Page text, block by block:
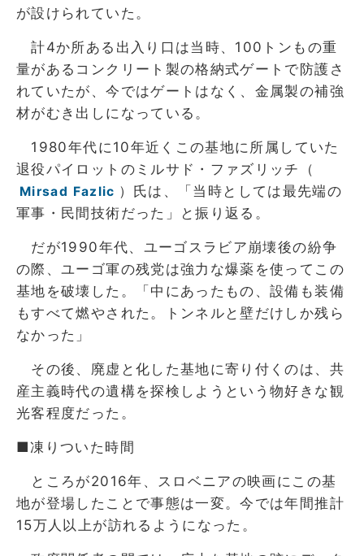
が設けられていた。
計4か所ある出入り口は当時、100トンもの重
量があるコンクリート製の格納式ゲートで防護さ
れていたが、今ではゲートはなく、金属製の補強
材がむき出しになっている。
1980年代に10年近くこの基地に所属していた
退役パイロットのミルサド・ファズリッチ（
Mirsad Fazlic ）氏は、「当時としては最先端の
軍事・民間技術だった」と振り返る。
だが1990年代、ユーゴスラビア崩壊後の紛争
の際、ユーゴ軍の残党は強力な爆薬を使ってこの
基地を破壊した。「中にあったもの、設備も装備
もすべて燃やされた。トンネルと壁だけしか残ら
なかった」
その後、廃虚と化した基地に寄り付くのは、共
産主義時代の遺構を探検しようという物好きな観
光客程度だった。
■凍りついた時間
ところが2016年、スロベニアの映画にこの基
地が登場したことで事態は一変。今では年間推計
15万人以上が訪れるようになった。